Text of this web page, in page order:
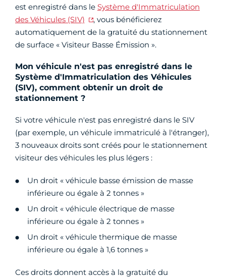
est enregistré dans le Système d'Immatriculation
des Véhicules (SIV)
, vous bénéficierez
automatiquement de la gratuité du stationnement
de surface « Visiteur Basse Émission ».
Mon véhicule n'est pas enregistré dans le
Système d'Immatriculation des Véhicules
(SIV), comment obtenir un droit de
stationnement ?
Si votre véhicule n'est pas enregistré dans le SIV
(par exemple, un véhicule immatriculé à l'étranger),
3 nouveaux droits sont créés pour le stationnement
visiteur des véhicules les plus légers :
Un droit « véhicule basse émission de masse
inférieure ou égale à 2 tonnes »
Un droit « véhicule électrique de masse
inférieure ou égale à 2 tonnes »
Un droit « véhicule thermique de masse
inférieure ou égale à 1,6 tonnes »
Ces droits donnent accès à la gratuité du